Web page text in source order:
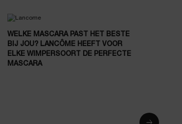
WELKE MASCARA PAST HET BESTE
BIJ JOU? LANCÔME HEEFT VOOR
ELKE WIMPERSOORT DE PERFECTE
MASCARA